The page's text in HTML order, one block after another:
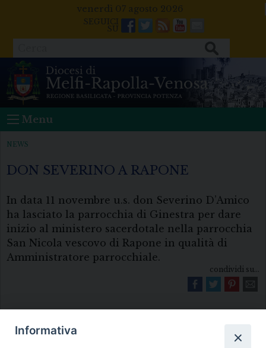
venerdì 07 agosto 2026
Facebook
Twitter
FeedsYoutube
Mail
Menu
NEWS
DON SEVERINO A RAPONE
In data 11 novembre u.s. don Severino D’Amico
ha lasciato la parrocchia di Ginestra per dare
inizio al ministero sacerdotale nella parrocchia
San Nicola vescovo di Rapone in qualità di
Amministratore parrocchiale.
condividi su...
Informativa